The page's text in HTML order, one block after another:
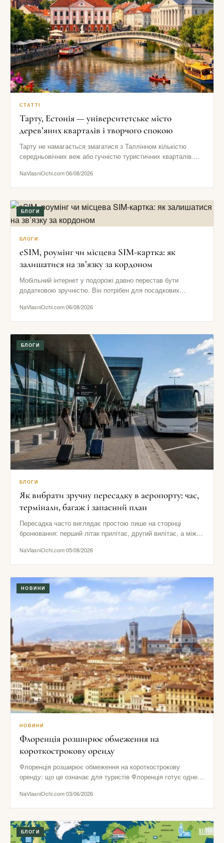
СТАТТІ
Тарту, Естонія — університетське місто
дерев’яних кварталів і творчого спокою
Тарту не намагається змагатися з Таллінном кількістю
середньовічних веж або гучністю туристичних кварталів.
NaVlasniOchi.com06/08/2026
БЛОГИ
БЛОГИ
eSIM, роумінг чи місцева SIM-картка: як
залишатися на зв’язку за кордоном
Мобільний інтернет у подорожі давно перестав бути
додатковою зручністю. Він потрібен для посадкових
NaVlasniOchi.com06/08/2026
БЛОГИ
БЛОГИ
Як вибрати зручну пересадку в аеропорту: час,
термінали, багаж і запасний план
Пересадка часто виглядає простою лише на сторінці
бронювання: перший літак прилітає, другий вилітає, а між
NaVlasniOchi.com05/08/2026
НОВИНИ
НОВИНИ
Флоренція розширює обмеження на
короткострокову оренду
Флоренція розширює обмеження на короткострокову
оренду: що це означає для туристів Флоренція готує одне з
NaVlasniOchi.com03/06/2026
БЛОГИ